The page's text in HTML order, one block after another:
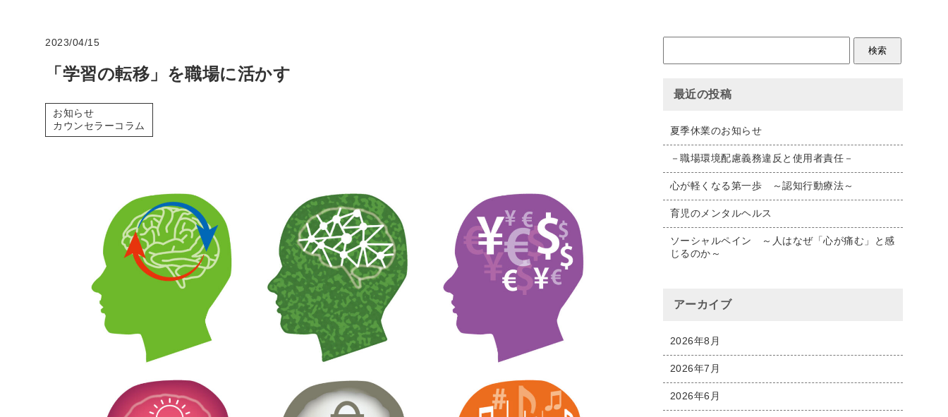
2023/04/15
「学習の転移」を職場に活かす
お知らせ
カウンセラーコラム
最近の投稿
夏季休業のお知らせ
－職場環境配慮義務違反と使用者責任－
心が軽くなる第一歩 ～認知行動療法～
育児のメンタルヘルス
ソーシャルペイン ～人はなぜ「心が痛む」と感
じるのか～
アーカイブ
2026年8月
2026年7月
2026年6月